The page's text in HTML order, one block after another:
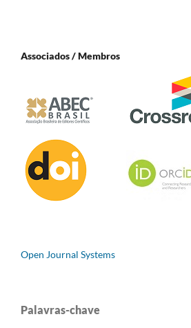
Associados / Membros
Open Journal Systems
Palavras-chave